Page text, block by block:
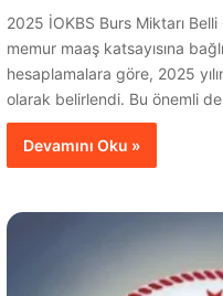
2025 İOKBS Burs Miktarı
memur maaş katsayısına
hesaplamalara göre, 2025
olarak belirlendi. Bu önemli
Devamını Oku »